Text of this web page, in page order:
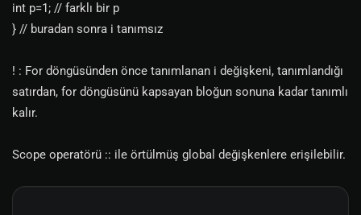
int p=1; // farklı bir p
} // buradan sonra i tanımsız
! : For döngüsünden önce tanımlanan i değişkeni, tanımlandığı
satırdan, for döngüsünü kapsayan bloğun sonuna kadar tanımlı
kalır.
Scope operatörü :: ile örtülmüş global değişkenlere erişilebilir.